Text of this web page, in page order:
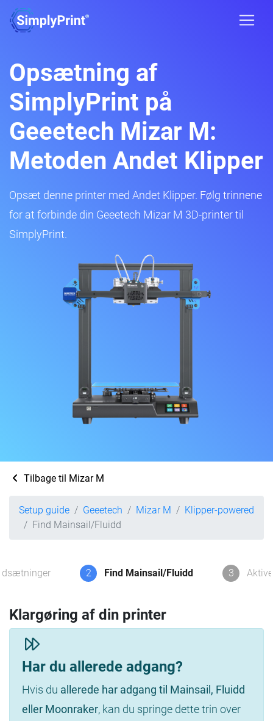
Opsætning af
SimplyPrint på
Geeetech Mizar M:
Metoden Andet Klipper
Opsæt denne printer med Andet Klipper. Følg trinnene
for at forbinde din Geeetech Mizar M 3D-printer til
SimplyPrint.
Tilbage til Mizar M
Setup guide Geeetech Mizar M
Klipper-powered
Find Mainsail/Fluidd
2 Find Mainsail/Fluidd 3
Klargøring af din printer
Har du allerede adgang?
Hvis du allerede har adgang til Mainsail, Fluidd
eller Moonraker, kan du springe dette trin over